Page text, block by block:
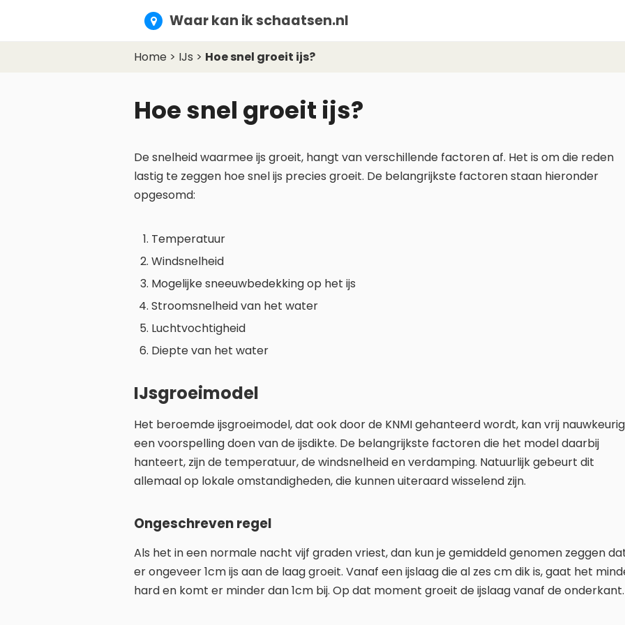
Waar kan ik schaatsen.nl
Home > IJs > Hoe snel groeit ijs?
Hoe snel groeit ijs?
De snelheid waarmee ijs groeit, hangt van verschillende factoren af. Het is om die reden
lastig te zeggen hoe snel ijs precies groeit. De belangrijkste factoren staan hieronder
opgesomd:
Temperatuur
Windsnelheid
Mogelijke sneeuwbedekking op het ijs
Stroomsnelheid van het water
Luchtvochtigheid
Diepte van het water
IJsgroeimodel
Het beroemde ijsgroeimodel, dat ook door de KNMI gehanteerd wordt, kan vrij nauwkeurig
een voorspelling doen van de ijsdikte. De belangrijkste factoren die het model daarbij
hanteert, zijn de temperatuur, de windsnelheid en verdamping. Natuurlijk gebeurt dit
allemaal op lokale omstandigheden, die kunnen uiteraard wisselend zijn.
Ongeschreven regel
Als het in een normale nacht vijf graden vriest, dan kun je gemiddeld genomen zeggen
er ongeveer 1cm ijs aan de laag groeit. Vanaf een ijslaag die al zes cm dik is, gaat het
hard en komt er minder dan 1cm bij. Op dat moment groeit de ijslaag vanaf de onderkant.